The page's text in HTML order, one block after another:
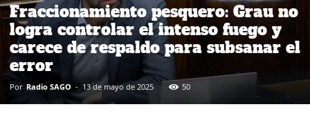
Fraccionamiento pesquero: Grau no
logra controlar el intenso fuego y
carece de respaldo para subsanar el
error
Por Radio SAGO - 13 de mayo de 2025 50